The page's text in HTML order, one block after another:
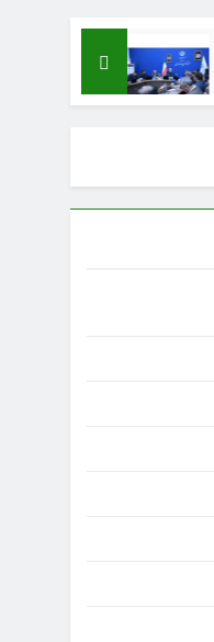
شعر عقاب از پرویز ناتل
3 هفته Ago